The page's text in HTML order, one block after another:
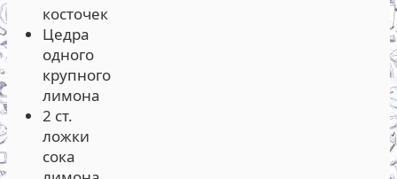
косточек
Цедра
одного
крупного
лимона
2 ст.
ложки
сока